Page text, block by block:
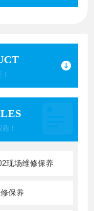
！
现场维修保养
保养